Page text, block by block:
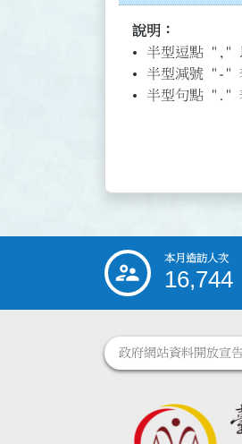
說明：
半型逗點 ","
半型減號 "-"
半型句點 "."
::: 本月造訪人次
16,744
政府網站資料開放宣